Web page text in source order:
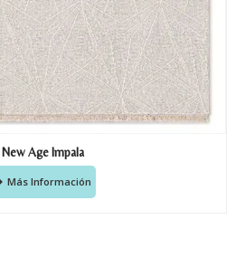
New Age Impala
Más Información